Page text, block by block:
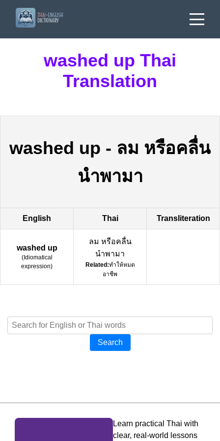
washed up Thai
Translation
washed up - ลม หรือคลื่น
นำพามา
English Thai Transliteration
washed up
(Idiomatical
expression)
ลม หรือคลื่น
นำพามา
Related:ทำให้หมด
อาชีพ
Search
Learn practical Thai with
clear, real-world lessons